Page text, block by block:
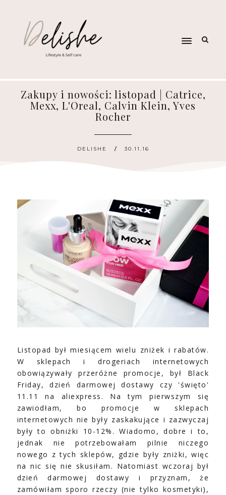
Zakupy i nowości: listopad | Catrice,
Mexx, L'Oreal, Calvin Klein, Yves
Rocher
DELISHE 30.11.16
Listopad był miesiącem wielu zniżek i rabatów.
W sklepach i drogeriach internetowych
obowiązywały przeróżne promocje, był Black
Friday, dzień darmowej dostawy czy 'święto'
11.11 na aliexpress. Na tym pierwszym się
zawiodłam, bo promocje w sklepach
internetowych nie były zaskakujące i zazwyczaj
były to obniżki 10-12%. Wiadomo, dobre i to,
jednak nie potrzebowałam pilnie niczego
nowego z tych sklepów, gdzie były zniżki, więc
na nic się nie skusiłam. Natomiast wczoraj był
dzień darmowej dostawy i przyznam, że
zamówiłam sporo rzeczy (nie tylko kosmetyki),